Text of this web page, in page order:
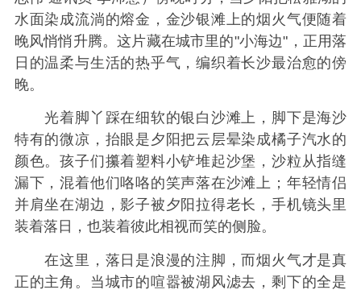
水面染成流淌的熔金，金沙银滩上的烟火气便随着
晚风悄悄升腾。这片藏在城市里的"小海边"，正用落
日的温柔与生活的热乎气，编织着长沙最治愈的傍
晚。
光着脚丫踩在细软的银白沙滩上，脚下是海沙
特有的微凉，抬眼是夕阳把云层晕染成橘子汽水的
颜色。孩子们攥着塑料小铲堆起沙堡，沙粒从指缝
漏下，混着他们咯咯的笑声落在沙滩上；年轻情侣
并肩坐在湖边，影子被夕阳拉得老长，手机镜头里
装着落日，也装着彼此相视而笑的侧脸。
在这里，落日是浪漫的注脚，而烟火气才是真
正的主角。当城市的喧嚣被湖风滤去，剩下的全是